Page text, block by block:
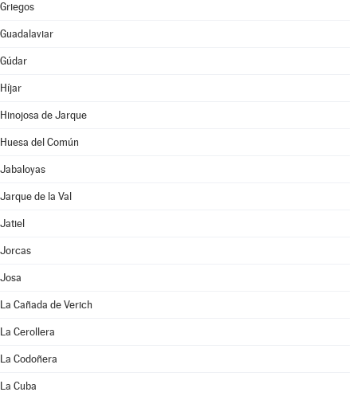
Griegos
Guadalaviar
Gúdar
Híjar
Hinojosa de Jarque
Huesa del Común
Jabaloyas
Jarque de la Val
Jatiel
Jorcas
Josa
La Cañada de Verich
La Cerollera
La Codoñera
La Cuba